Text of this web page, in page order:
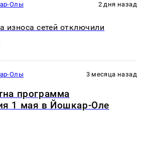
Олы 2 дня назад
износа сетей отключили
Олы 3 месяца назад
программа
1 мая в Йошкар-Оле